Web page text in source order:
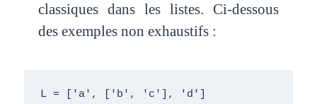
classiques dans les listes. Ci-dessous
des exemples non exhaustifs :
L = ['a', ['b', 'c'], 'd']